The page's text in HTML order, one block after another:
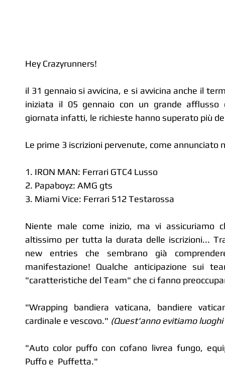
Hey Crazyrunners!
il 31 gennaio si avvicina, e si avvicina anche il
iniziata il 05 gennaio con un grande afflusso
giornata infatti, le richieste hanno superato più
Le prime 3 iscrizioni pervenute, come
1. IRON MAN: Ferrari GTC4 Lusso
2. Papaboyz: AMG gts
3. Miami Vice: Ferrari 512 Testarossa
Niente male come inizio, ma vi assicuriamo
altissimo per tutta la durata delle iscrizioni...
new entries che sembrano già
manifestazione! Qualche anticipazione sui
"caratteristiche del Team" che ci fanno
"Wrapping bandiera vaticana, bandiere
cardinale e vescovo." (Quest'anno evitiamo luoghi
"Auto color puffo con cofano livrea fungo,
Puffo e  Puffetta."